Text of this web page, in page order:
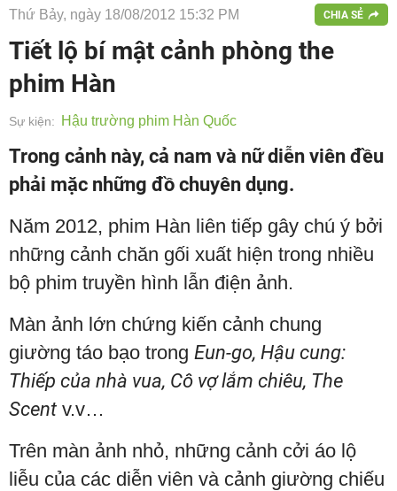
Thứ Bảy, ngày 18/08/2012 15:32 PM CHIA SẺ
Tiết lộ bí mật cảnh phòng the
phim Hàn
Sự kiện: Hậu trường phim Hàn Quốc
Trong cảnh này, cả nam và nữ diễn viên đều
phải mặc những đồ chuyên dụng.
Năm 2012, phim Hàn liên tiếp gây chú ý bởi
những cảnh chăn gối xuất hiện trong nhiều
bộ phim truyền hình lẫn điện ảnh.
Màn ảnh lớn chứng kiến cảnh chung
giường táo bạo trong Eun-go, Hậu cung:
Thiếp của nhà vua, Cô vợ lắm chiêu, The
Scent v.v…
Trên màn ảnh nhỏ, những cảnh cởi áo lộ
liễu của các diễn viên và cảnh giường chiếu